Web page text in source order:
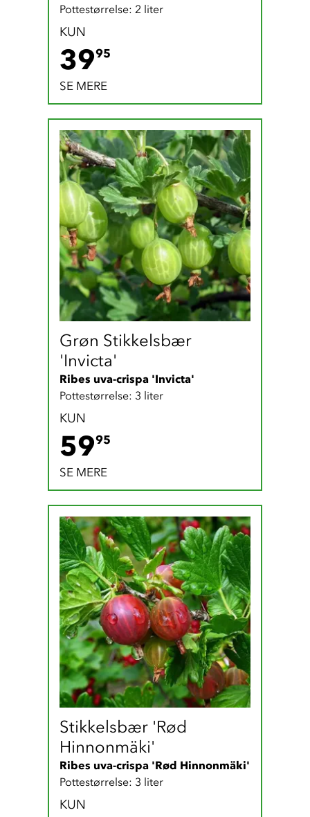
Pottestørrelse: 2 liter
KUN
3995
SE MERE
Grøn Stikkelsbær
'Invicta'
Ribes uva-crispa 'Invicta'
Pottestørrelse: 3 liter
KUN
5995
SE MERE
Stikkelsbær 'Rød
Hinnonmäki'
Ribes uva-crispa 'Rød Hinnonmäki'
Pottestørrelse: 3 liter
KUN